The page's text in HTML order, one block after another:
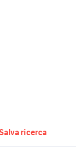
ricerca